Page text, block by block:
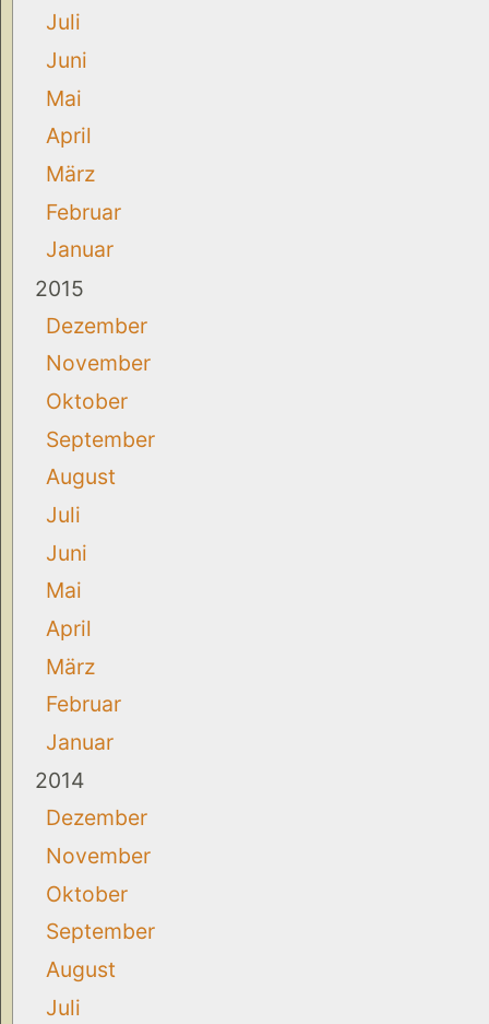
Juli
Juni
Mai
April
März
Februar
Januar
2015
Dezember
November
Oktober
September
August
Juli
Juni
Mai
April
März
Februar
Januar
2014
Dezember
November
Oktober
September
August
Juli